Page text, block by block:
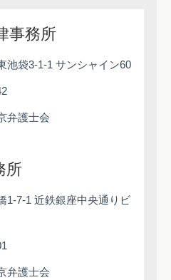
事務所
池袋3-1-1 サンシャイン60
弁護士会
所
1-7-1 近鉄銀座中央通りビ
弁護士会